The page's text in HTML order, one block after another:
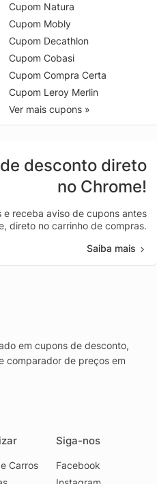
Cupom Natura
Cupom Mobly
Cupom Decathlon
Cupom Cobasi
Cupom Compra Certa
Cupom Leroy Merlin
Ver mais cupons »
desconto direto
no Chrome!
receba aviso de cupons antes
direto no carrinho de compras.
Saiba mais
em cupons de desconto,
comparador de preços em
Carros
Siga-nos
Facebook